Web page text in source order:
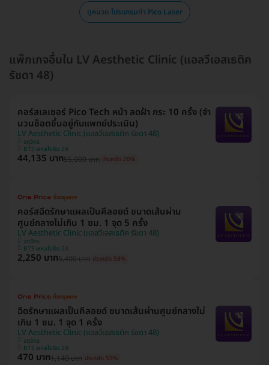
ดูหมวด โปรแกรมทำ Pico Laser
แพ็กเกจอื่นใน LV Aesthetic Clinic (แอลวีเอสเธติค
รัชดา 48)
คอร์สเลเซอร์ Pico Tech หน้า ลดฝ้า กระ 10 ครั้ง (จำ
นวนช็อตขึ้นอยู่กับแพทย์ประเมิน)
LV Aesthetic Clinic (แอลวีเอสเธติค รัชดา 48)
จตุจักร
BTS พหลโยธิน 24
44,135 บาท55,000 บาท ประหยัด 20%
คอร์สฉีดรักษาแผลเป็นคีลอยด์ ขนาดเส้นผ่าน
ศูนย์กลางไม่เกิน 1 ซม. 1 จุด 5 ครั้ง
LV Aesthetic Clinic (แอลวีเอสเธติค รัชดา 48)
จตุจักร
BTS พหลโยธิน 24
2,250 บาท5,400 บาท ประหยัด 58%
ฉีดรักษาแผลเป็นคีลอยด์ ขนาดเส้นผ่านศูนย์กลางไม่
เกิน 1 ซม. 1 จุด 1 ครั้ง
LV Aesthetic Clinic (แอลวีเอสเธติค รัชดา 48)
จตุจักร
BTS พหลโยธิน 24
470 บาท1,140 บาท ประหยัด 59%